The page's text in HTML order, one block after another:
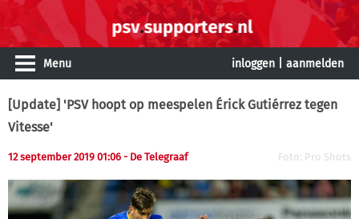
Menu inloggen aanmelden
[Update] 'PSV hoopt op meespelen Érick Gutiérrez tegen
Vitesse'
12 september 2019 01:06 - De Telegraaf Foto: Pro Shots